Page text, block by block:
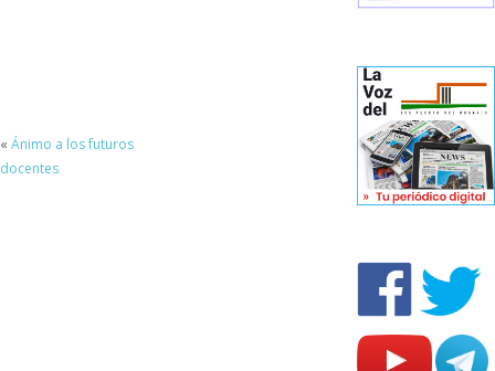
« Ánimo a los futuros
docentes